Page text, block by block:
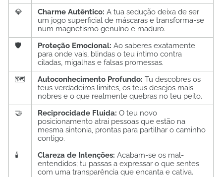
💎
Charme Autêntico: A tua sedução deixa de ser
um jogo superficial de máscaras e transforma-se
num magnetismo genuíno e maduro.
🛡️
Proteção Emocional: Ao saberes exatamente
para onde vais, blindas o teu íntimo contra
ciladas, migalhas e falsas promessas.
🗺️
Autoconhecimento Profundo: Tu descobres os
teus verdadeiros limites, os teus desejos mais
nobres e o que realmente quebras no teu peito.
🤝
Reciprocidade Fluida: O teu novo
posicionamento atrai pessoas que estão na
mesma sintonia, prontas para partilhar o caminho
contigo.
🕯️
Clareza de Intenções: Acabam-se os mal-
entendidos; tu passas a expressar o que sentes
com uma transparência que encanta e cativa.